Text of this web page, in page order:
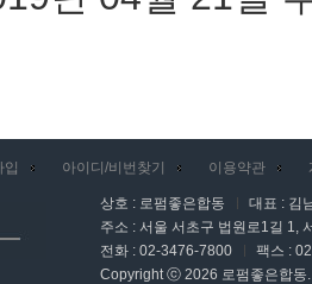
입 아이디/비번찾기 이용약관
상호 : 로펌좋은합동
대표 : 김
주소 : 서울 서초구 법원로1길 1,
전화 : 02-3476-7800
팩스 :
Copyright ⓒ 2026 로펌좋은합동